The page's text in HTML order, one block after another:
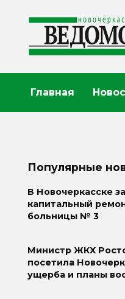
содержанию
Главная
Популярные
В Новочеркасске
капитальный
больницы № 3
Министр ЖКХ
посетила
ущерба и планы